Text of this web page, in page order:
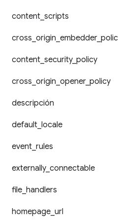
content scripts
cross origin embedder_
content security_ policy
cross origin opener_ policy
descripción
default locale
event rules
externally_ connectable
file handlers
homepage url